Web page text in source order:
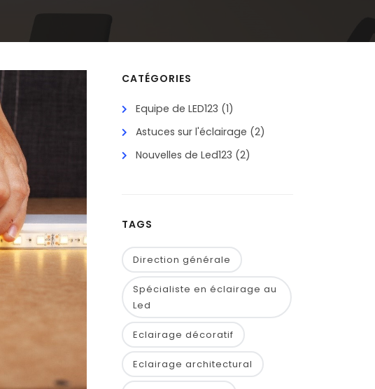
CATÉGORIES
Equipe de LED123 (1)
Astuces sur l'éclairage (2)
Nouvelles de Led123 (2)
TAGS
Direction générale
Spécialiste en éclairage au
Led
Eclairage décoratif
Eclairage architectural